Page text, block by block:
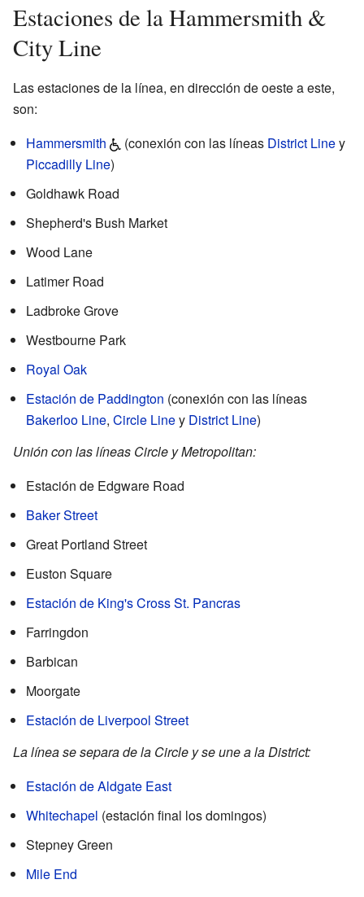
Estaciones de la Hammersmith &
City Line
Las estaciones de la línea, en dirección de oeste a este,
son:
Hammersmith
(conexión con las líneas District Liney
Piccadilly Line)
Goldhawk Road
Shepherd's Bush Market
Wood Lane
Latimer Road
Ladbroke Grove
Westbourne Park
Royal Oak
Estación de Paddington (conexión con las líneas
Bakerloo Line, Circle Liney District Line)
Unión con las líneas Circle y Metropolitan:
Estación de Edgware Road
Baker Street
Great Portland Street
Euston Square
Estación de King's Cross St. Pancras
Farringdon
Barbican
Moorgate
Estación de Liverpool Street
La línea se separa de la Circle y se une a la District:
Estación de Aldgate East
Whitechapel (estación final los domingos)
Stepney Green
Mile End